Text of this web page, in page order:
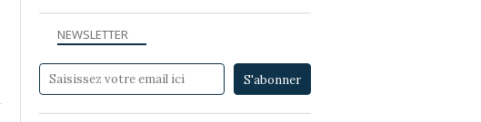
NEWSLETTER